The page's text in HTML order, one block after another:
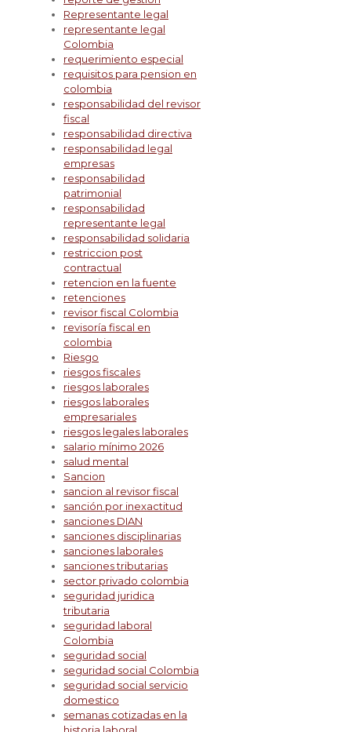
Representante legal
representante legal
Colombia
requerimiento especial
requisitos para pension en
colombia
responsabilidad del revisor
fiscal
responsabilidad directiva
responsabilidad legal
empresas
responsabilidad
patrimonial
responsabilidad
representante legal
responsabilidad solidaria
restriccion post
contractual
retencion en la fuente
retenciones
revisor fiscal Colombia
revisoría fiscal en
colombia
Riesgo
riesgos fiscales
riesgos laborales
riesgos laborales
empresariales
riesgos legales laborales
salario mínimo 2026
salud mental
Sancion
sancion al revisor fiscal
sanción por inexactitud
sanciones DIAN
sanciones disciplinarias
sanciones laborales
sanciones tributarias
sector privado colombia
seguridad juridica
tributaria
seguridad laboral
Colombia
seguridad social
seguridad social Colombia
seguridad social servicio
domestico
semanas cotizadas en la